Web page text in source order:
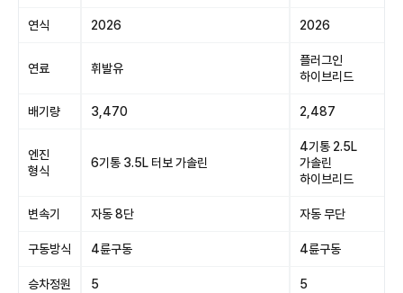
연식 2026 2026
연료 휘발유
플러그인
하이브리드
배기량 3,470 2,487
엔진
형식
6기통 3.5L 터보 가솔린
4기통 2.5L
가솔린
하이브리드
변속기 자동 8단 자동 무단
구동방식 4륜구동 4륜구동
승차정원 5 5